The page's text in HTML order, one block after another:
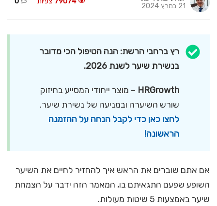
21 במרץ 2024
רץ ברחבי הרשת: הנה הטיפול הכי מדובר
בנשירת שיער לשנת 2026.
HRGrowth – מוצר ייחודי המסייע בחיזוק
שורש השיערה ובמניעה של נשירת שיער.
לחצו כאן כדי לקבל הנחה על ההזמנה
הראשונה!
אם אתם שוברים את הראש איך להחזיר לחיים את השיער
השופע שפעם התגאיתם בו, המאמר הזה ידבר על הצמחת
שיער באמצעות 5 שיטות מעולות.